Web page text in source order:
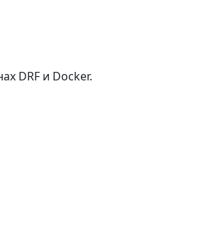
DRF и Docker.